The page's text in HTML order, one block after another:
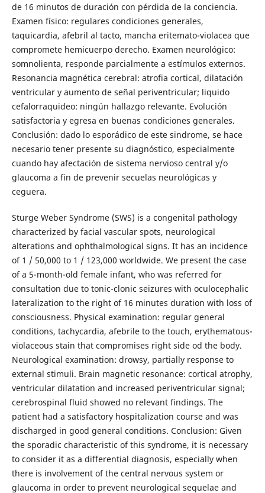
de 16 minutos de duración con pérdida de la conciencia.
Examen físico: regulares condiciones generales,
taquicardia, afebril al tacto, mancha eritemato-violacea que
compromete hemicuerpo derecho. Examen neurológico:
somnolienta, responde parcialmente a estímulos externos.
Resonancia magnética cerebral: atrofia cortical, dilatación
ventricular y aumento de señal periventricular; liquido
cefalorraquideo: ningún hallazgo relevante. Evolución
satisfactoria y egresa en buenas condiciones generales.
Conclusión: dado lo esporádico de este sindrome, se hace
necesario tener presente su diagnóstico, especialmente
cuando hay afectación de sistema nervioso central y/o
glaucoma a fin de prevenir secuelas neurológicas y
ceguera.
Sturge Weber Syndrome (SWS) is a congenital pathology
characterized by facial vascular spots, neurological
alterations and ophthalmological signs. It has an incidence
of 1 / 50,000 to 1 / 123,000 worldwide. We present the case
of a 5-month-old female infant, who was referred for
consultation due to tonic-clonic seizures with oculocephalic
lateralization to the right of 16 minutes duration with loss of
consciousness. Physical examination: regular general
conditions, tachycardia, afebrile to the touch, erythematous-
violaceous stain that compromises right side od the body.
Neurological examination: drowsy, partially response to
external stimuli. Brain magnetic resonance: cortical atrophy,
ventricular dilatation and increased periventricular signal;
cerebrospinal fluid showed no relevant findings. The
patient had a satisfactory hospitalization course and was
discharged in good general conditions. Conclusion: Given
the sporadic characteristic of this syndrome, it is necessary
to consider it as a differential diagnosis, especially when
there is involvement of the central nervous system or
glaucoma in order to prevent neurological sequelae and